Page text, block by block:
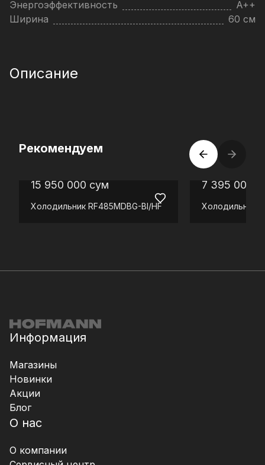
Энергоэффективность
A++
Ширина
60 см
Описание
Рекомендуем
15 950 000 сум
Холодильник RF485MDBG-BI/HF
7 395 000
Холодильник
Информация
Магазины
Новинки
Акции
Блог
О нас
О компании